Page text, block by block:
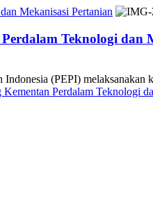
Mekanisasi Pertanian
Teknologi dan
(PEPI) melaksanakan
Perdalam Teknologi